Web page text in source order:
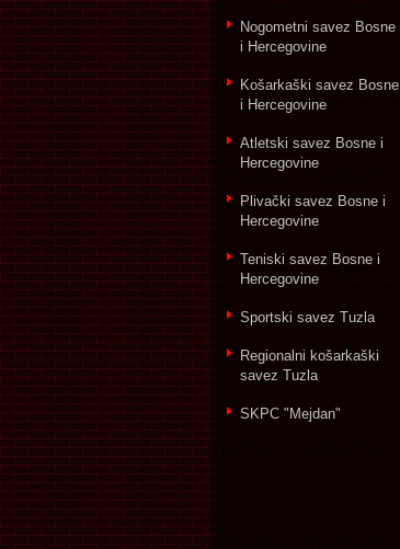
Nogometni savez Bosne
i Hercegovine
Košarkaški savez Bosne
i Hercegovine
Atletski savez Bosne i
Hercegovine
Plivački savez Bosne i
Hercegovine
Teniski savez Bosne i
Hercegovine
Sportski savez Tuzla
Regionalni košarkaški
savez Tuzla
SKPC "Mejdan"